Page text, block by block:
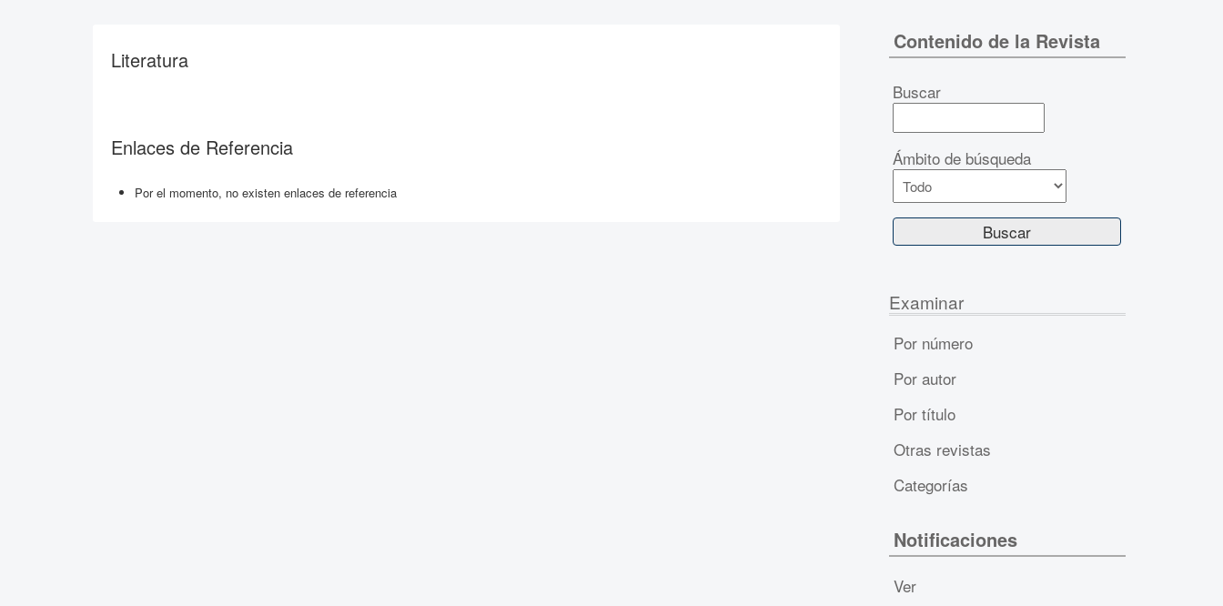
Literatura
Enlaces de Referencia
Por el momento, no existen enlaces de referencia
Contenido de la Revista
Buscar
Ámbito de búsqueda
Examinar
Por número
Por autor
Por título
Otras revistas
Categorías
Notificaciones
Ver